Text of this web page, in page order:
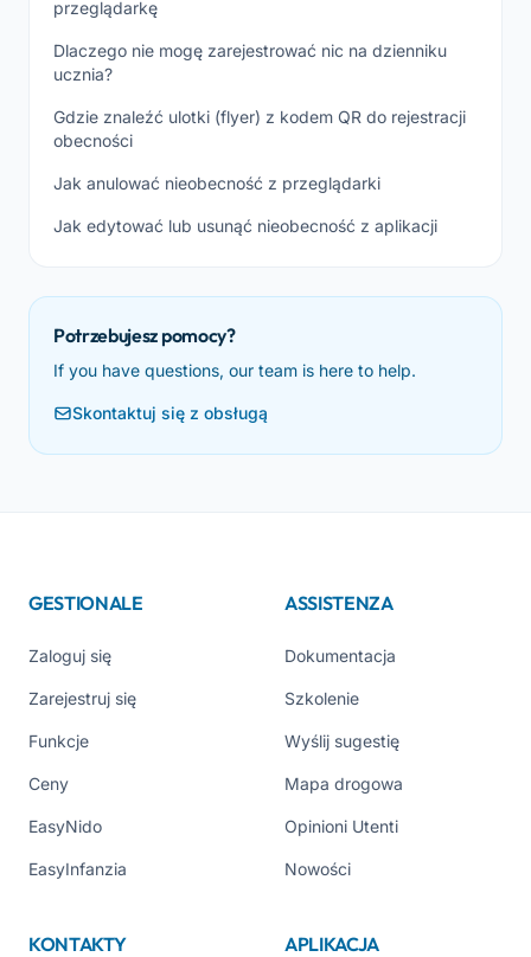
przeglądarkę
Dlaczego nie mogę zarejestrować nic na dzienniku
ucznia?
Gdzie znaleźć ulotki (flyer) z kodem QR do rejestracji
obecności
Jak anulować nieobecność z przeglądarki
Jak edytować lub usunąć nieobecność z aplikacji
Potrzebujesz pomocy?
If you have questions, our team is here to help.
Skontaktuj się z obsługą
GESTIONALE
Zaloguj się
Zarejestruj się
Funkcje
Ceny
EasyNido
EasyInfanzia
ASSISTENZA
Dokumentacja
Szkolenie
Wyślij sugestię
Mapa drogowa
Opinioni Utenti
Nowości
KONTAKTY APLIKACJA